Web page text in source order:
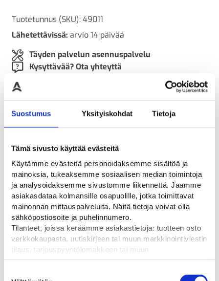
Suostumus Yksityiskohdat Tietoja
Tämä sivusto käyttää evästeitä
Käytämme evästeitä personoidaksemme sisältöä ja
mainoksia, tukeaksemme sosiaalisen median toimintoja
ja analysoidaksemme sivustomme liikennettä. Jaamme
asiakasdataa kolmansille osapuolille, jotka toimittavat
mainonnan mittauspalveluita. Näitä tietoja voivat olla
sähköpostiosoite ja puhelinnumero.
Tilanteet, joissa keräämme asiakastietoja: tuotteen osto
verkkokaupasta, uutiskirjeen tai muun markkinointiviestin
tilaus, tarjouspyyntölomakkeen tai muun
yhteydenottolomakkeen lähettäminen, käyttäjätilin
Tuotetunnus (SKU):49011
Lähetettävissä: arvio 14 päivää
Täyden palvelun asennuspalvelu
Kysyttävää? Ota yhteyttä
ARVIOT
Tutustu myös